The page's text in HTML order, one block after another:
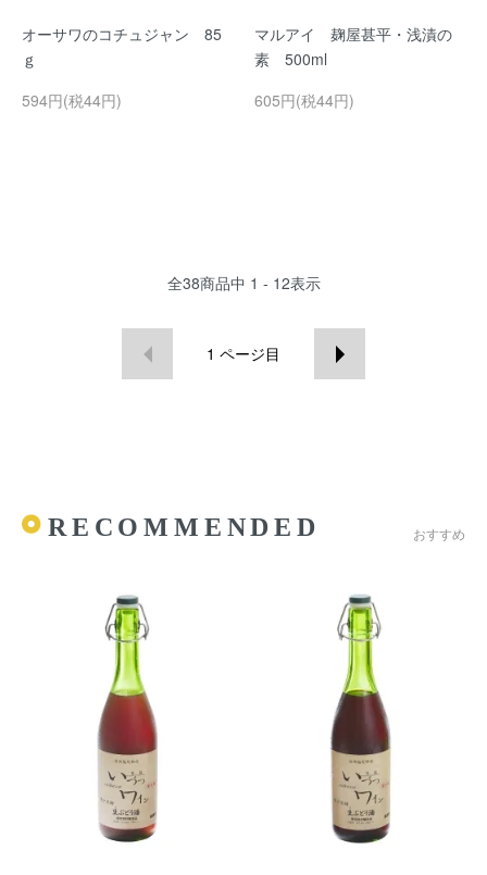
オーサワのコチュジャン 85
ｇ
594円(税44円)
マルアイ 麹屋甚平・浅漬の
素 500ml
605円(税44円)
全38商品中 1 - 12表示
1 ページ目
RECOMMENDED おすすめ